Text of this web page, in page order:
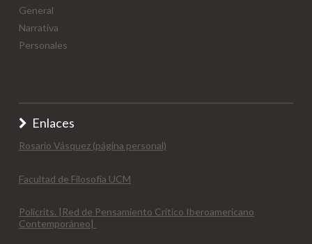
General
Narrativa
Personales
Enlaces
Rosario Vásquez (página personal)
Facultad de Filosofía UCM
Policrits. |Red de Pensamiento Crítico Iberoamericano
Contemporáneo|